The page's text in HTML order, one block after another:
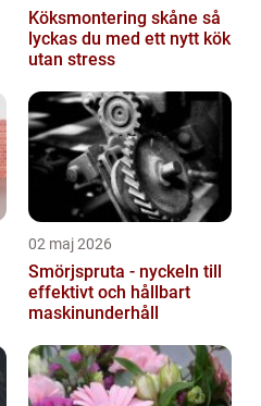
Köksmontering skåne så
lyckas du med ett nytt kök
utan stress
02 maj 2026
Smörjspruta - nyckeln till
effektivt och hållbart
maskinunderhåll